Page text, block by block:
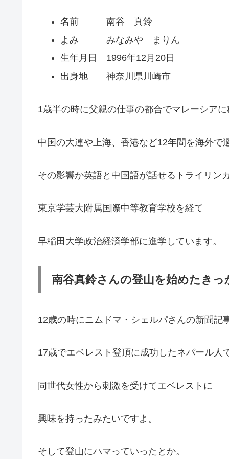
名前 南谷 真鈴
よみ みなみや まりん
生年月日 1996年12月20日
出身地 神奈川県川崎市
1歳半の時に父親の仕事の都合でマレーシア
中国の大連や上海、香港など12年間を海外で
その影響か英語と中国語が話せるトライリン
東京学芸大附属国際中等教育学校を経て
早稲田大学政治経済学部に進学しています。
南谷真鈴さんの登山を始めたきっ
12歳の時にニムドマ・シェルパさんの新聞記
17歳でエベレスト登頂に成功したネパール人
同世代女性から刺激を受けてエベレストに
興味を持ったみたいですよ。
そして登山にハマっていったとか。